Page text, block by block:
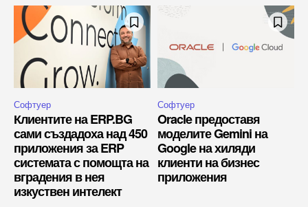
Софтуер
Клиентите на ERP.BG
сами създадоха над 450
приложения за ERP
системата с помощта на
вградения в нея
изкуствен интелект
Софтуер
Oracle предоставя
моделите Gemini на
Google на хиляди
клиенти на бизнес
приложения